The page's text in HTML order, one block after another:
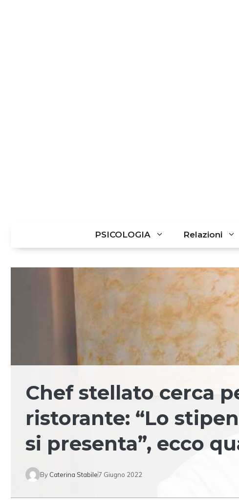
PSICOLOGIA Relazioni
Chef stellato cerca
ristorante: “Lo
si presenta”, ecco
By Caterina Stabile7 Giugno 2022